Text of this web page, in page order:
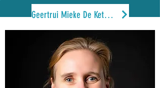
Geertrui Mieke De Ketelaere